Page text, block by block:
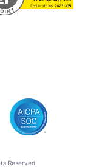
Reserved.